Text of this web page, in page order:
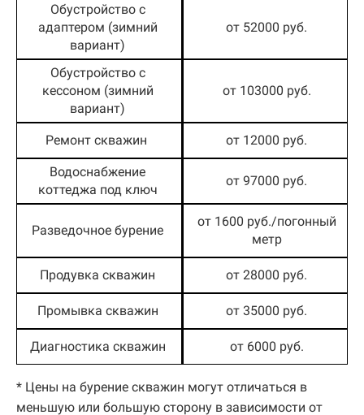
Обустройство с
адаптером (зимний
вариант)
от 52000 руб.
Обустройство с
кессоном (зимний
вариант)
от 103000 руб.
Ремонт скважин от 12000 руб.
Водоснабжение
коттеджа под ключ
от 97000 руб.
Разведочное бурение
от 1600 руб./погонный
метр
Продувка скважин от 28000 руб.
Промывка скважин от 35000 руб.
Диагностика скважин от 6000 руб.
* Цены на бурение скважин могут отличаться в
меньшую или большую сторону в зависимости от